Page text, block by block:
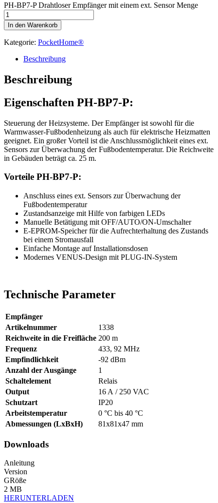
PH-BP7-P Drahtloser Empfänger mit einem ext. Sensor Menge
In den Warenkorb
Kategorie: PocketHome®
Beschreibung
Beschreibung
Eigenschaften PH-BP7-P:
Steuerung der Heizsysteme. Der Empfänger ist sowohl für die
Warmwasser-Fußbodenheizung als auch für elektrische Heizmatten
geeignet. Ein großer Vorteil ist die Anschlussmöglichkeit eines ext.
Sensors zur Überwachung der Fußbodentemperatur. Die Reichweite
in Gebäuden beträgt ca. 25 m.
Vorteile PH-BP7-P:
Anschluss eines ext. Sensors zur Überwachung der
Fußbodentemperatur
Zustandsanzeige mit Hilfe von farbigen LEDs
Manuelle Betätigung mit OFF/AUTO/ON-Umschalter
E-EPROM-Speicher für die Aufrechterhaltung des Zustands
bei einem Stromausfall
Einfache Montage auf Installationsdosen
Modernes VENUS-Design mit PLUG-IN-System
Technische Parameter
Empfänger
Artikelnummer
1338
Reichweite in die Freifläche 200 m
Frequenz
433, 92 MHz
Empfindlichkeit
-92 dBm
Anzahl der Ausgänge
1
Schaltelement
Relais
Output
16 A / 250 VAC
Schutzart
IP20
Arbeitstemperatur
0 °C bis 40 °C
Abmessungen (LxBxH)
81x81x47 mm
Downloads
Anleitung
Version
GRöße
2 MB
HERUNTERLADEN